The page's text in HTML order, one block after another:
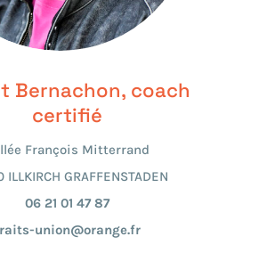
Bernachon, coach
certifié
François Mitterrand
ILLKIRCH GRAFFENSTADEN
06 21 01 47 87
union@orange.fr